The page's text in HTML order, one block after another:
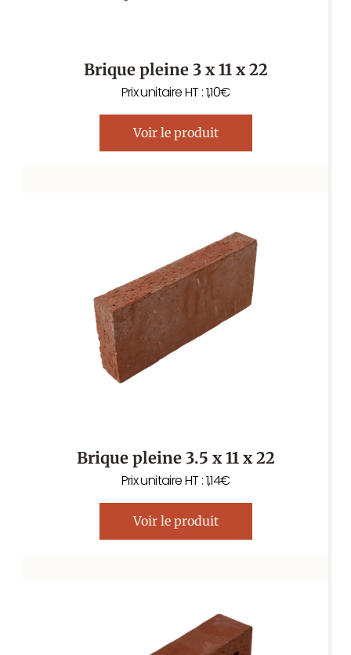
Brique pleine 3 x 11 x 22
Prix unitaire HT : 1,10€
Voir le produit
Brique pleine 3.5 x 11 x 22
Prix unitaire HT : 1,14€
Voir le produit